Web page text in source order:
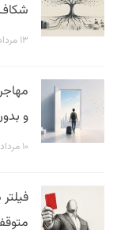
۱۳ مرداد ۱۴۰۵
و
۱۰ مرداد ۱۴۰۵